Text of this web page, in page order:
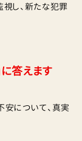
視し、新たな犯罪
答えます
安について、真実